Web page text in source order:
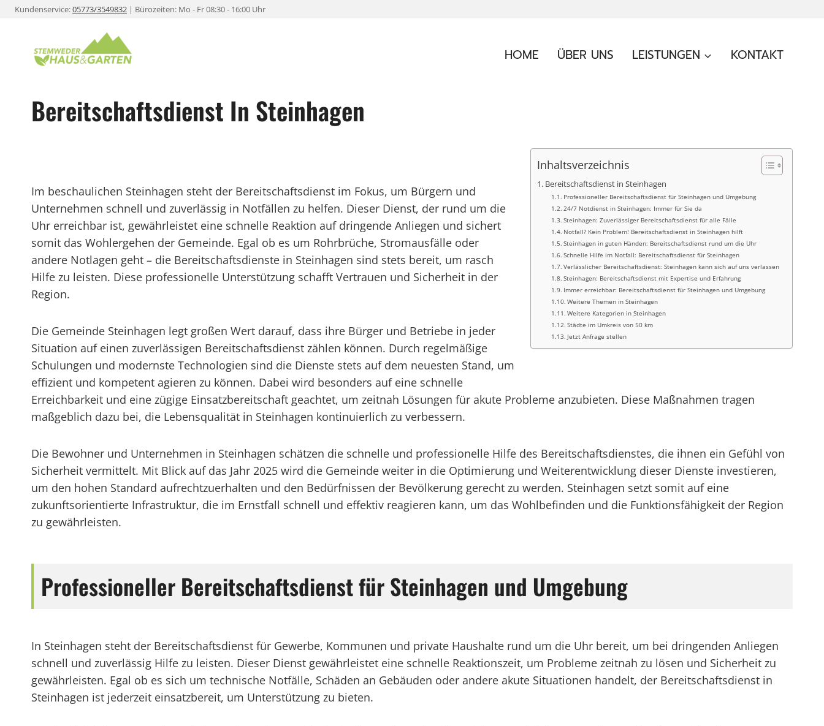
ZumKundenservice:05773/3549832 | Bürozeiten: Mo - Fr 08:30 - 16:00 Uhr
HOME ÜBER UNS LEISTUNGEN KONTAKT
Bereitschaftsdienst In Steinhagen
Inhaltsverzeichnis
Bereitschaftsdienst in Steinhagen
Professioneller Bereitschaftsdienst für Steinhagen und Umgebung
24/7 Notdienst in Steinhagen: Immer für Sie da
Steinhagen: Zuverlässiger Bereitschaftsdienst für alle Fälle
Notfall? Kein Problem! Bereitschaftsdienst in Steinhagen hilft
Steinhagen in guten Händen: Bereitschaftsdienst rund um die Uhr
Schnelle Hilfe im Notfall: Bereitschaftsdienst für Steinhagen
Verlässlicher Bereitschaftsdienst: Steinhagen kann sich auf uns verlassen
Steinhagen: Bereitschaftsdienst mit Expertise und Erfahrung
Immer erreichbar: Bereitschaftsdienst für Steinhagen und Umgebung
Weitere Themen in Steinhagen
Weitere Kategorien in Steinhagen
Städte im Umkreis von 50 km
Jetzt Anfrage stellen
Im beschaulichen Steinhagen steht der Bereitschaftsdienst im Fokus, um Bürgern und
Unternehmen schnell und zuverlässig in Notfällen zu helfen. Dieser Dienst, der rund um die
Uhr erreichbar ist, gewährleistet eine schnelle Reaktion auf dringende Anliegen und sichert
somit das Wohlergehen der Gemeinde. Egal ob es um Rohrbrüche, Stromausfälle oder
andere Notlagen geht – die Bereitschaftsdienste in Steinhagen sind stets bereit, um rasch
Hilfe zu leisten. Diese professionelle Unterstützung schafft Vertrauen und Sicherheit in der
Region.
Die Gemeinde Steinhagen legt großen Wert darauf, dass ihre Bürger und Betriebe in jeder
Situation auf einen zuverlässigen Bereitschaftsdienst zählen können. Durch regelmäßige
Schulungen und modernste Technologien sind die Dienste stets auf dem neuesten Stand, um
effizient und kompetent agieren zu können. Dabei wird besonders auf eine schnelle
Erreichbarkeit und eine zügige Einsatzbereitschaft geachtet, um zeitnah Lösungen für akute Probleme anzubieten. Diese Maßnahmen tragen
maßgeblich dazu bei, die Lebensqualität in Steinhagen kontinuierlich zu verbessern.
Die Bewohner und Unternehmen in Steinhagen schätzen die schnelle und professionelle Hilfe des Bereitschaftsdienstes, die ihnen ein Gefühl von
Sicherheit vermittelt. Mit Blick auf das Jahr 2025 wird die Gemeinde weiter in die Optimierung und Weiterentwicklung dieser Dienste investieren,
um den hohen Standard aufrechtzuerhalten und den Bedürfnissen der Bevölkerung gerecht zu werden. Steinhagen setzt somit auf eine
zukunftsorientierte Infrastruktur, die im Ernstfall schnell und effektiv reagieren kann, um das Wohlbefinden und die Funktionsfähigkeit der Region
zu gewährleisten.
Professioneller Bereitschaftsdienst für Steinhagen und Umgebung
In Steinhagen steht der Bereitschaftsdienst für Gewerbe, Kommunen und private Haushalte rund um die Uhr bereit, um bei dringenden Anliegen
schnell und zuverlässig Hilfe zu leisten. Dieser Dienst gewährleistet eine schnelle Reaktionszeit, um Probleme zeitnah zu lösen und Sicherheit zu
gewährleisten. Egal ob es sich um technische Notfälle, Schäden an Gebäuden oder andere akute Situationen handelt, der Bereitschaftsdienst in
Steinhagen ist jederzeit einsatzbereit, um Unterstützung zu bieten.